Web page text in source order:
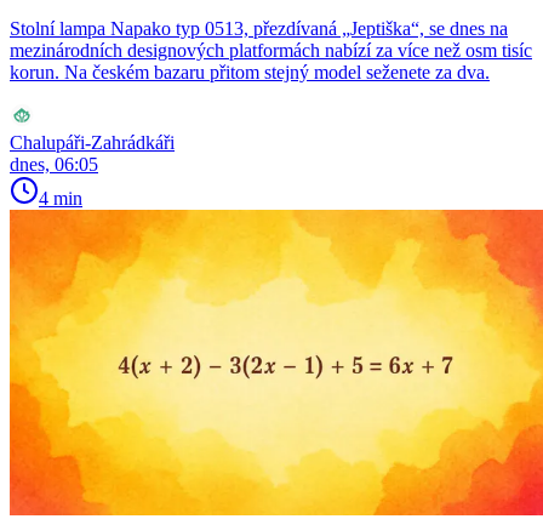
Stolní lampa Napako typ 0513, přezdívaná „Jeptiška“, se dnes na
mezinárodních designových platformách nabízí za více než osm tisíc
korun. Na českém bazaru přitom stejný model seženete za dva.
Chalupáři-Zahrádkáři
dnes, 06:05
4 min